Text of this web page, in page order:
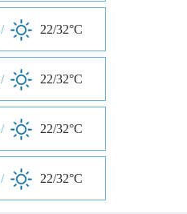
/ 22/32°C
/ 22/32°C
/ 22/32°C
/ 22/32°C